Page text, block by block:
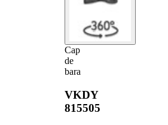
Cap
de
bara
VKDY
815505